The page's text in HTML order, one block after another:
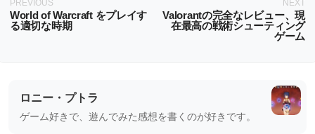
PREVIOUS
World of Warcraft をプレイす
る適切な時期
NEXT
Valorantの完全なレビュー、現
在最高の戦術シューティング
ゲーム
ロニー・プトラ
ゲーム好きで、遊んでみた感想を書くのが好きです。